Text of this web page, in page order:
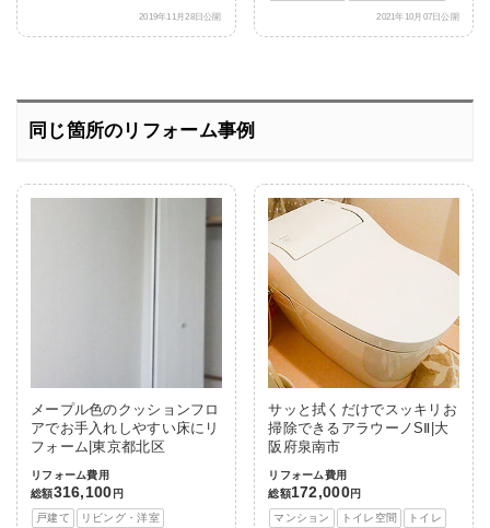
2019年11月28日公開 2021年10月07日公開
同じ箇所のリフォーム事例
メープル色のクッションフロ
アでお手入れしやすい床にリ
フォーム|東京都北区
リフォーム費用
総額316,100 円
戸建て
リビング・洋室
サッと拭くだけでスッキリお
掃除できるアラウーノSⅡ|大
阪府泉南市
リフォーム費用
総額172,000円
マンション
トイレ空間 トイレ